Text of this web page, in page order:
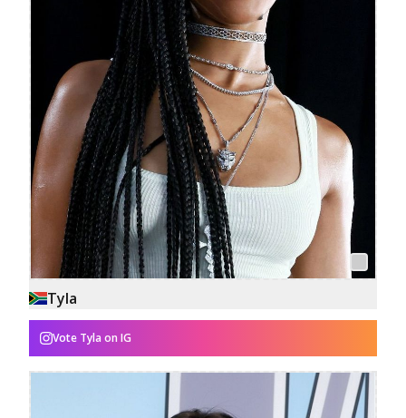
Tyla
Vote Tyla on IG